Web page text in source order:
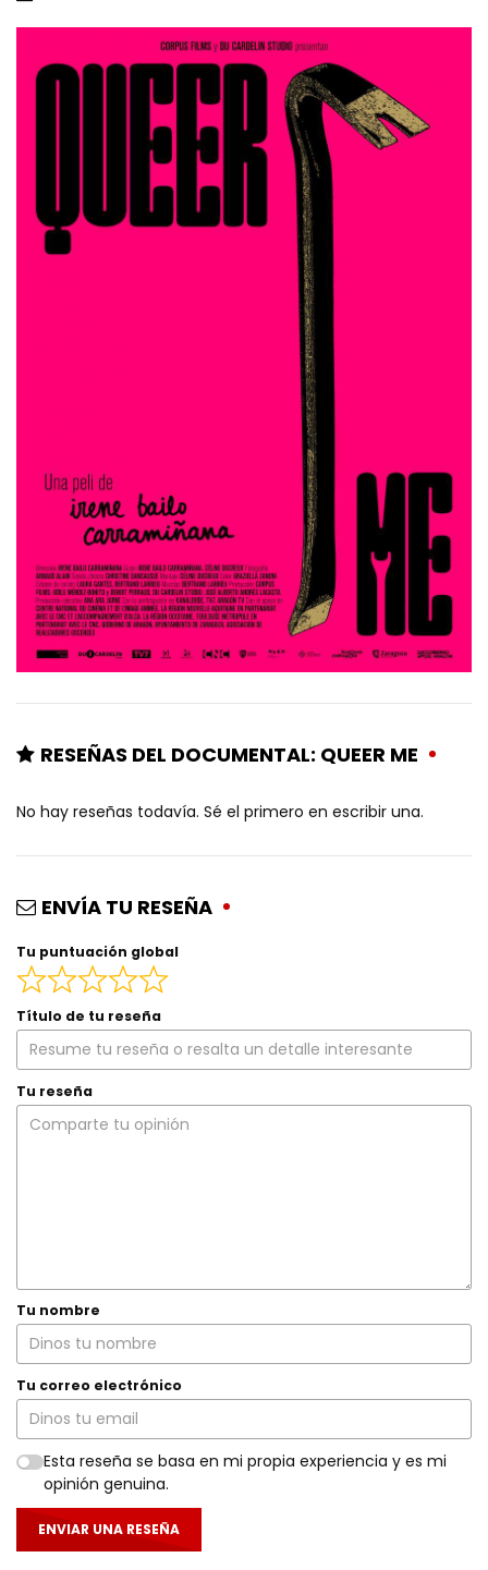
RESEÑAS DEL DOCUMENTAL: QUEER ME
No hay reseñas todavía. Sé el primero en escribir una.
ENVÍA TU RESEÑA
Tu puntuación global
Título de tu reseña
Tu reseña
Tu nombre
Tu correo electrónico
Esta reseña se basa en mi propia experiencia y es mi
opinión genuina.
ENVIAR UNA RESEÑA